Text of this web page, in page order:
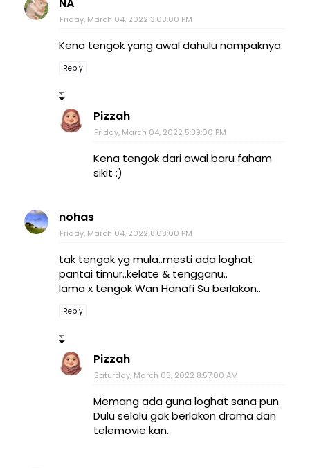
NA
Friday, March 04, 2022 3:03:00 PM
Kena tengok yang awal dahulu nampaknya.
Reply
Pizzah
Friday, March 04, 2022 5:39:00 PM
Kena tengok dari awal baru faham
sikit :)
nohas
Friday, March 04, 2022 8:08:00 PM
tak tengok yg mula..mesti ada loghat
pantai timur..kelate & tengganu..
lama x tengok Wan Hanafi Su berlakon..
Reply
Pizzah
Saturday, March 05, 2022 8:57:00 AM
Memang ada guna loghat sana pun.
Dulu selalu gak berlakon drama dan
telemovie kan.